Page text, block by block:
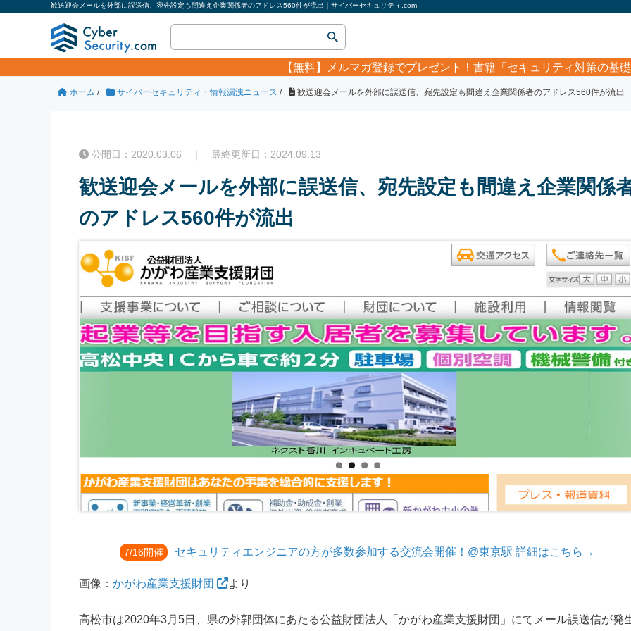
歓送迎会メールを外部に誤送信、宛先設定も間違え企業関係者のアドレス560件が流出｜サイバーセキュリティ.com
【無料】 メルマガ登録でプレゼント！書籍「セキュリティ対策の基
ホーム / サイバーセキュリティ・情報漏洩ニュース / 歓送迎会メールを外部に誤送信、宛先設定も間違え企業関係者のアドレス560件が流出
公開日：2020.03.06 ｜ 最終更新日：2024.09.13
歓送迎会メールを外部に誤送信、宛先設定も間違え企業関係
のアドレス560件が流出
7/16開催 セキュリティエンジニアの方が多数参加する交流会開催！@東京駅 詳細はこちら→
画像： かがわ産業支援財団 より
高松市は2020年3月5日、県の外郭団体にあたる公益財団法人「かがわ産業支援財団」にてメール誤送信が発